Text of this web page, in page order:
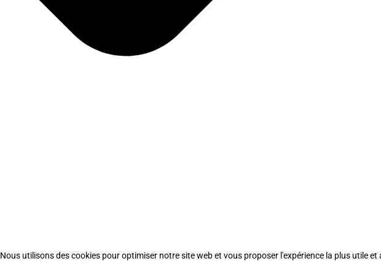
Nous utilisons des cookies pour optimiser notre site web et vous proposer l'expérience la plus utile